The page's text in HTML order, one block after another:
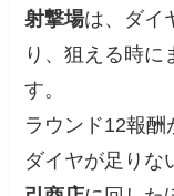
射撃場は、ダイ
り、狙える時に
す。
ラウンド12報酬
ダイヤが足りな